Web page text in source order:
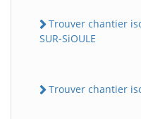
Trouver chantier
SUR-SiOULE
Trouver chantier